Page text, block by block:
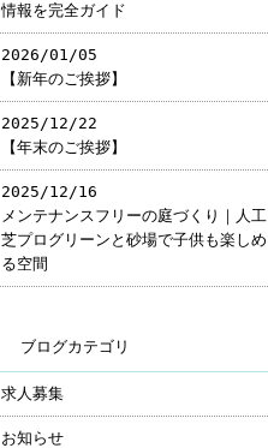
情報を完全ガイド
2026/01/05
【新年のご挨拶】
2025/12/22
【年末のご挨拶】
2025/12/16
メンテナンスフリーの庭づくり｜人工
芝プログリーンと砂場で子供も楽しめ
る空間
ブログカテゴリ
求人募集
お知らせ